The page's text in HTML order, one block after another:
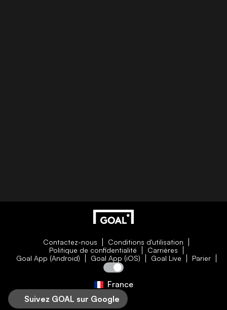
Contactez-nous
Conditions d'utilisation
Politique de confidentialité
Carrières
Goal App (Android)
Goal App (iOS) Goal Live Parier
France
Suivez GOAL sur Google